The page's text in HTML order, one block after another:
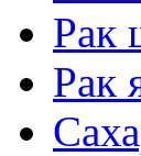
Рак
Рак